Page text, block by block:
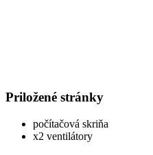
Priložené stránky
počítačová skriňa
x2 ventilátory